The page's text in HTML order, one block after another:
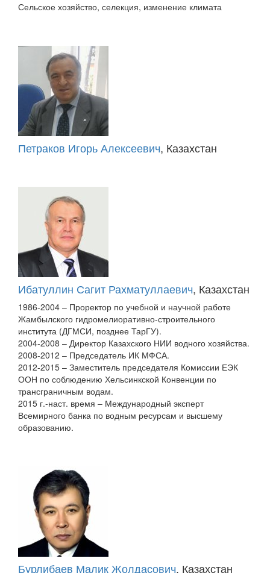
Сельское хозяйство, селекция, изменение климата
Петраков Игорь Алексеевич, Казахстан
Ибатуллин Сагит Рахматуллаевич, Казахстан
1986-2004 – Проректор по учебной и научной работе
Жамбылского гидромелиоративно-строительного
института (ДГМСИ, позднее ТарГУ).
2004-2008 – Директор Казахского НИИ водного хозяйства.
2008-2012 – Председатель ИК МФСА.
2012-2015 – Заместитель председателя Комиссии ЕЭК
ООН по соблюдению Хельсинкской Конвенции по
трансграничным водам.
2015 г.-наст. время – Международный эксперт
Всемирного банка по водным ресурсам и высшему
образованию.
Бурлибаев Малик Жолдасович, Казахстан